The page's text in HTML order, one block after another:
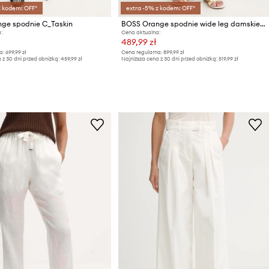
OFF*
spodnie C_Taskin
699,99 zł
z 30 dni przed obniżką: 459,99 zł
extra -5% z kodem: OFF*
BOSS Orange spodnie wide leg damskie z dodatkiem lnu C Talily
Cena aktualna:
489,99 zł
Cena regularna: 899,99 zł
Najniższa cena z 30 dni przed obniżką: 519,99 zł